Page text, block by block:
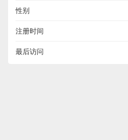
性别
注册时间
最后访问